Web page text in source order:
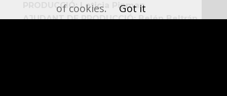
PRODUCCIÓ:Leticia Pipman
AJUDANT DE PRODUCCIÓ:Belén Beltrán
of cookies.
Got it